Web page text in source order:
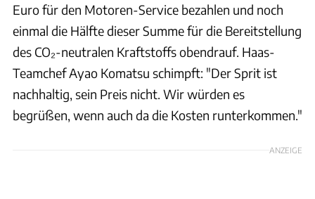
Euro für den Motoren-Service bezahlen und noch
einmal die Hälfte dieser Summe für die Bereitstellung
des CO₂-neutralen Kraftstoffs obendrauf. Haas-
Teamchef Ayao Komatsu schimpft: "Der Sprit ist
nachhaltig, sein Preis nicht. Wir würden es
begrüßen, wenn auch da die Kosten runterkommen."
ANZEIGE